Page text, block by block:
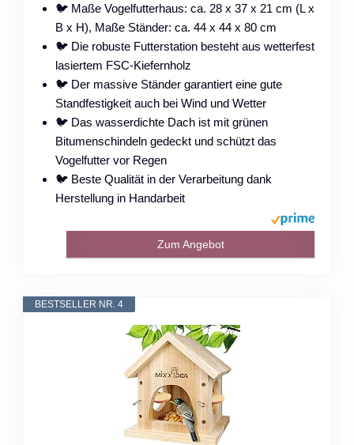
🐦 Maße Vogelfutterhaus: ca. 28 x 37 x 21 cm (L x
B x H), Maße Ständer: ca. 44 x 44 x 80 cm
🐦 Die robuste Futterstation besteht aus wetterfest
lasiertem FSC-Kiefernholz
🐦 Der massive Ständer garantiert eine gute
Standfestigkeit auch bei Wind und Wetter
🐦 Das wasserdichte Dach ist mit grünen
Bitumenschindeln gedeckt und schützt das
Vogelfutter vor Regen
🐦 Beste Qualität in der Verarbeitung dank
Herstellung in Handarbeit
Zum Angebot
BESTSELLER NR. 4